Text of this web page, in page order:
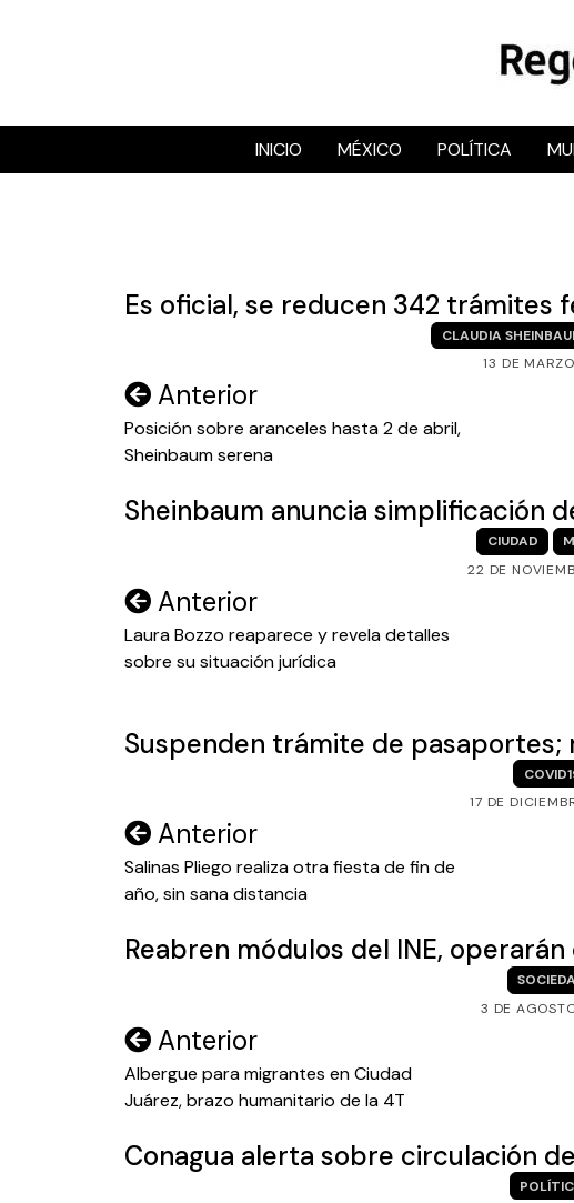
Sitio de
INICIO MÉXICO POLÍTICA
Es oficial, se reducen 342 trámites
CLAUDIA
13 DE
Navegación
de
Anterior
Posición sobre aranceles hasta 2 de abril,
Sheinbaum serena
Sheinbaum anuncia simplificación
CIUDAD
22 DE
Navegación
de
Anterior
Laura Bozzo reaparece y revela detalles
sobre su situación jurídica
Suspenden trámite de pasaportes;
17 DE
Navegación
de
entradas
Anterior
Salinas Pliego realiza otra fiesta de fin de
año, sin sana distancia
Reabren módulos del INE,
3 DE
Navegación
de
entradas
Anterior
Albergue para migrantes en Ciudad
Juárez, brazo humanitario de la 4T
Conagua alerta sobre circulación